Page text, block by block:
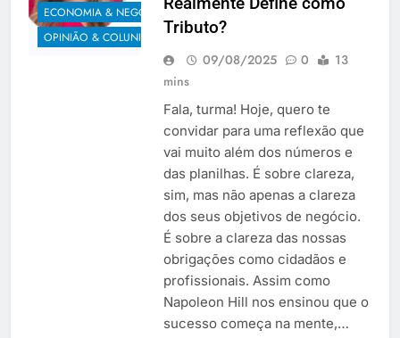
ECONOMIA & NEGÓCIOS
OPINIÃO & COLUNISTAS Tributo?
09/08/2025 0
13
mins
Fala, turma! Hoje, quero te
convidar para uma reflexão que
vai muito além dos números e
das planilhas. É sobre clareza,
sim, mas não apenas a clareza
dos seus objetivos de negócio.
É sobre a clareza das nossas
obrigações como cidadãos e
profissionais. Assim como
Napoleon Hill nos ensinou que o
sucesso começa na mente,…